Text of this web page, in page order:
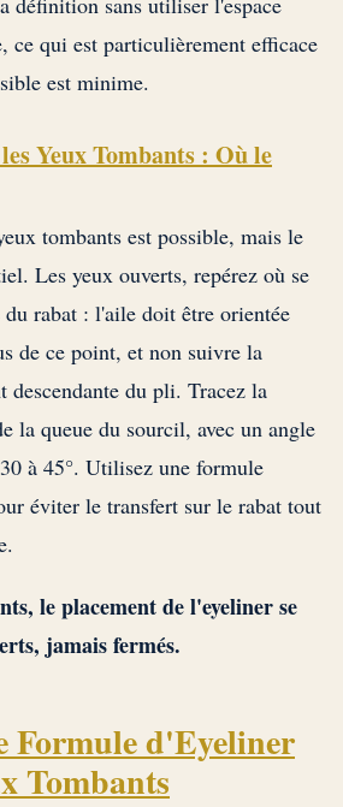
ce qui est particulièrement efficace
est minime.
Yeux Tombants : Où le
tombants est possible, mais le
Les yeux ouverts, repérez où se
rabat : l'aile doit être orientée
de ce point, et non suivre la
descendante du pli. Tracez la
la queue du sourcil, avec un angle
à 45°. Utilisez une formule
éviter le transfert sur le rabat tout
le placement de l'eyeliner se
jamais fermés.
Formule d'Eyeliner
Tombants